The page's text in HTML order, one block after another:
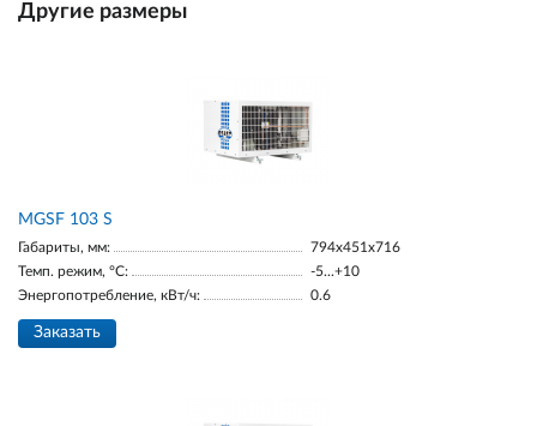
Другие размеры
MGSF 103 S
Габариты, мм:
794x451x716
Темп. режим, °С:
-5...+10
Энергопотребление, кВт/ч:
0.6
Заказать